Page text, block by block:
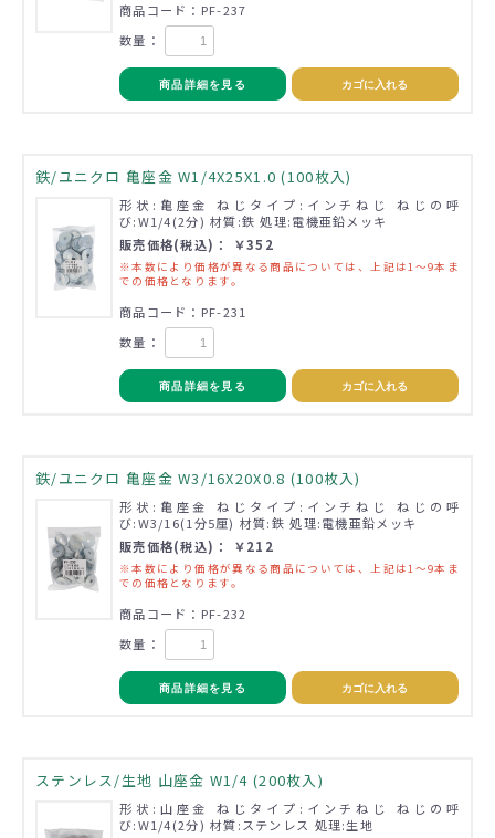
商品コード：PF-237
数量：
商品詳細を見る カゴに入れる
鉄/ユニクロ 亀座金 W1/4X25X1.0 (100枚入)
形状:亀座金 ねじタイプ:インチねじ ねじの呼
び:W1/4(2分) 材質:鉄 処理:電機亜鉛メッキ
販売価格(税込)： ￥352
※本数により価格が異なる商品については、上記は1～9本ま
での価格となります。
商品コード：PF-231
数量：
商品詳細を見る カゴに入れる
鉄/ユニクロ 亀座金 W3/16X20X0.8 (100枚入)
形状:亀座金 ねじタイプ:インチねじ ねじの呼
び:W3/16(1分5厘) 材質:鉄 処理:電機亜鉛メッキ
販売価格(税込)： ￥212
※本数により価格が異なる商品については、上記は1～9本ま
での価格となります。
商品コード：PF-232
数量：
商品詳細を見る カゴに入れる
ステンレス/生地 山座金 W1/4 (200枚入)
形状:山座金 ねじタイプ:インチねじ ねじの呼
び:W1/4(2分) 材質:ステンレス 処理:生地